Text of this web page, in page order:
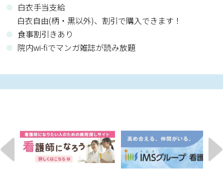
白衣手当支給
白衣自由(柄・黒以外)、割引で購入できます！
食事割引きあり
院内wi-fiでマンガ雑誌が読み放題